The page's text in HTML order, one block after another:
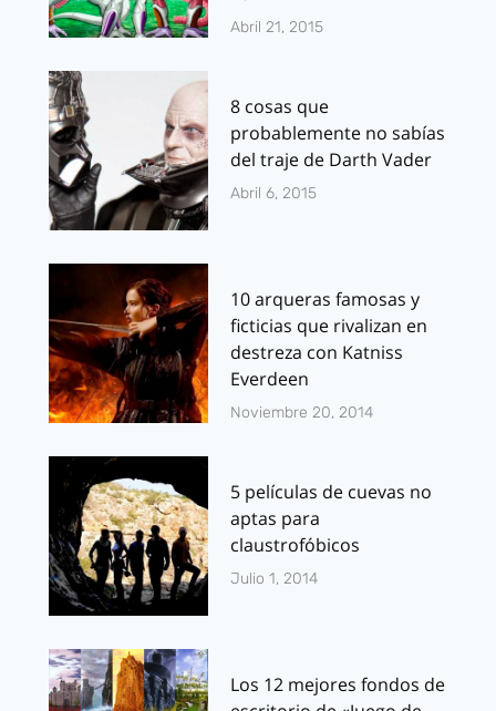
Abril 21, 2015
8 cosas que
probablemente no sabías
del traje de Darth Vader
Abril 6, 2015
10 arqueras famosas y
ficticias que rivalizan en
destreza con Katniss
Everdeen
Noviembre 20, 2014
5 películas de cuevas no
aptas para
claustrofóbicos
Julio 1, 2014
Los 12 mejores fondos de